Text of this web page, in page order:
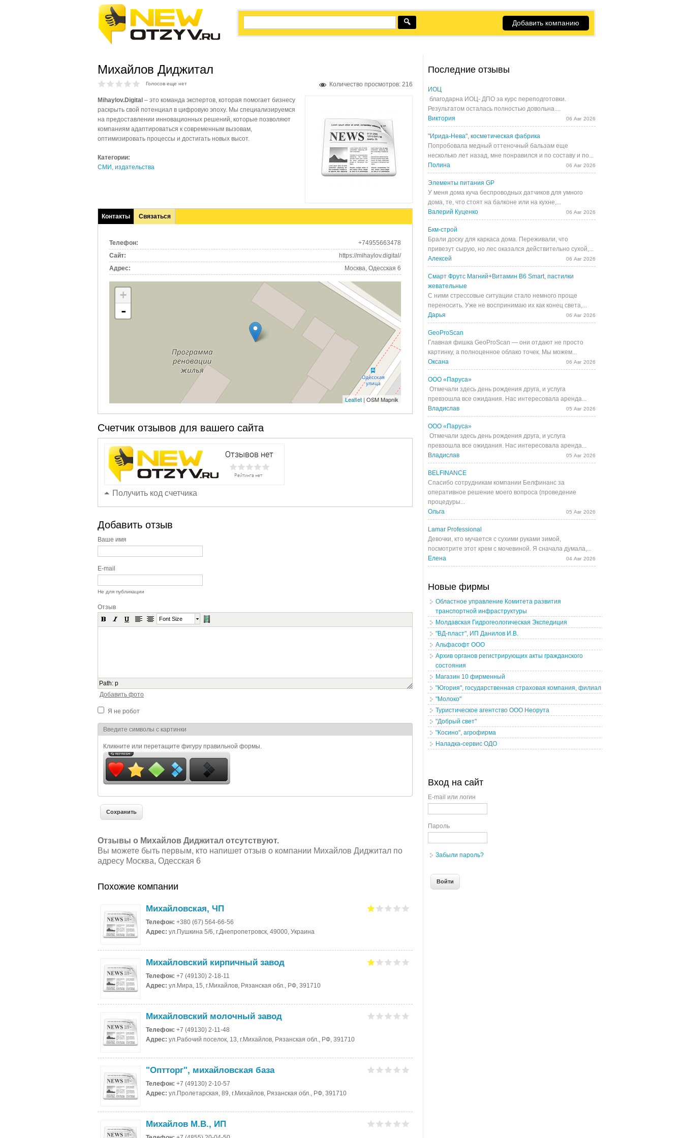
Добавить компанию
Михайлов Диджитал
Количество просмотров: 216
Голосов еще нет
Mihaylov.Digital – это команда экспертов, которая помогает бизнесу
раскрыть свой потенциал в цифровую эпоху. Мы специализируемся
на предоставлении инновационных решений, которые позволяют
компаниям адаптироваться к современным вызовам,
оптимизировать процессы и достигать новых высот.
Категории:
СМИ, издательства
Контакты
(активная
Связаться
Телефон:
+74955663478
Сайт:
https://mihaylov.digital/
Адрес:
Москва, Одесская 6
+
-
Leaflet | OSM Mapnik
Счетчик отзывов для вашего сайта
Получить код счетчика
Добавить отзыв
Ваше имя
E-mail
Не для публикации
Отзыв
Font Size
Path: p
Добавить фото
Я не робот
Я спамер
Введите символы с картинки
Кликните или перетащите фигуру правильной формы.
Отзывы о Михайлов Диджитал отсутствуют.
Вы можете быть первым, кто напишет отзыв о компании Михайлов Диджитал по
адресу Москва, Одесская 6
Похожие компании
Михайловская, ЧП
Телефон: +380 (67) 564-66-56
Адрес: ул.Пушкина 5/6, г.Днепропетровск, 49000, Украина
Михайловский кирпичный завод
Телефон: +7 (49130) 2-18-11
Адрес: ул.Мира, 15, г.Михайлов, Рязанская обл., РФ, 391710
Михайловский молочный завод
Телефон: +7 (49130) 2-11-48
Адрес: ул.Рабочий поселок, 13, г.Михайлов, Рязанская обл., РФ, 391710
"Оптторг", михайловская база
Телефон: +7 (49130) 2-10-57
Адрес: ул.Пролетарская, 89, г.Михайлов, Рязанская обл., РФ, 391710
Михайлов М.В., ИП
Последние отзывы
ИОЦ
благодарна ИОЦ- ДПО за курс переподготовки.
Результатом осталась полностью довольна....
Виктория
06 Авг 2026
"Ирида-Нева", косметическая фабрика
Попробовала медный оттеночный бальзам еще
несколько лет назад, мне понравился и по составу и по...
Полина
06 Авг 2026
Элементы питания GP
У меня дома куча беспроводных датчиков для умного
дома, те, что стоят на балконе или на кухне,...
Валерий Куценко
06 Авг 2026
Бкм-строй
Брали доску для каркаса дома. Переживали, что
привезут сырую, но лес оказался действительно сухой,...
Алексей
06 Авг 2026
Смарт Фрутс Магний+Витамин В6 Smart, пастилки
жевательные
С ними стрессовые ситуации стало немного проще
переносить. Уже не воспринимаю их как конец света,...
Дарья
06 Авг 2026
GeoProScan
Главная фишка GeoProScan — они отдают не просто
картинку, а полноценное облако точек. Мы можем...
Оксана
06 Авг 2026
ООО «Паруса»
Отмечали здесь день рождения друга, и услуга
превзошла все ожидания. Нас интересовала аренда...
Владислав
05 Авг 2026
ООО «Паруса»
Отмечали здесь день рождения друга, и услуга
превзошла все ожидания. Нас интересовала аренда...
Владислав
05 Авг 2026
BELFINANCE
Спасибо сотрудникам компании Белфинанс за
оперативное решение моего вопроса (проведение
процедуры...
Ольга
05 Авг 2026
Lamar Professional
Девочки, кто мучается с сухими руками зимой,
посмотрите этот крем с мочевиной. Я сначала думала,...
Елена
04 Авг 2026
Новые фирмы
Областное управление Комитета развития
транспортной инфраструктуры
Молдавская Гидрогеологическая Экспедиция
"ВД-пласт", ИП Данилов И.В.
Альфасофт ООО
Архив органов регистрирующих акты гражданского
состояния
Магазин 10 фирменный
"Югория", государственная страховая компания, филиал
"Молоко"
Туристическое агентство ООО Неорута
"Добрый свет"
"Косино", агрофирма
Наладка-сервис ОДО
Вход на сайт
E-mail или логин
Пароль
Забыли пароль?